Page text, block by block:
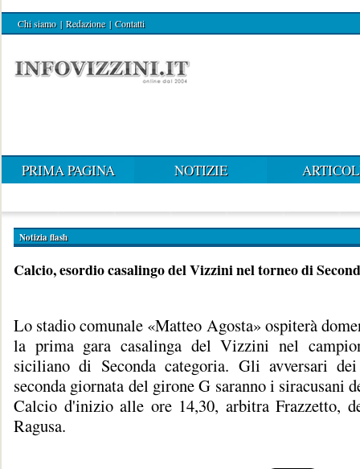
Chi siamo | Redazione | Contatti
PRIMA PAGINA NOTIZIE
Notizia flash
Calcio, esordio casalingo del Vizzini nel torneo di
Lo stadio comunale «Matteo Agosta» ospiterà
la prima gara casalinga del Vizzini nel
siciliano di Seconda categoria. Gli avversari
seconda giornata del girone G saranno i siracusani
Calcio d'inizio alle ore 14,30, arbitra Frazzetto,
Ragusa.